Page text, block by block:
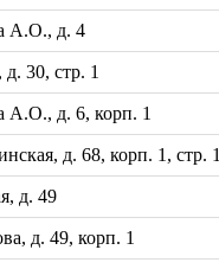
А.О., д. 4
30, стр. 1
А.О., д. 6, корп. 1
д. 68, корп. 1, стр. 1
д. 49
д. 49, корп. 1